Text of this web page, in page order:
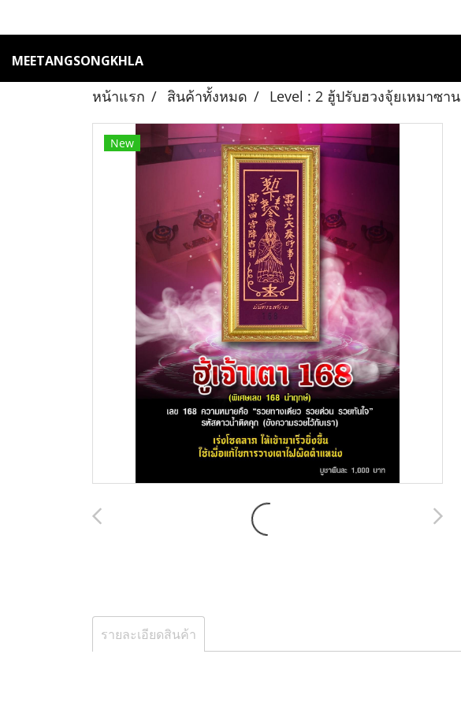
MEETANGSONGKHLA
หน้าแรก สินค้าทั้งหมด Level : 2 ฮู้ปรับฮวงจุ้ยเหมาซาน
New
รายละเอียดสินค้า